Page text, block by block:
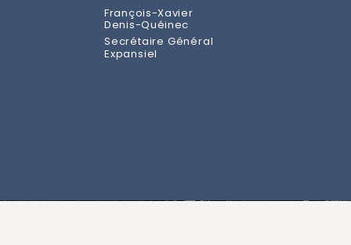
François-Xavier
Denis-Quéinec
Secrétaire Général
Expansiel